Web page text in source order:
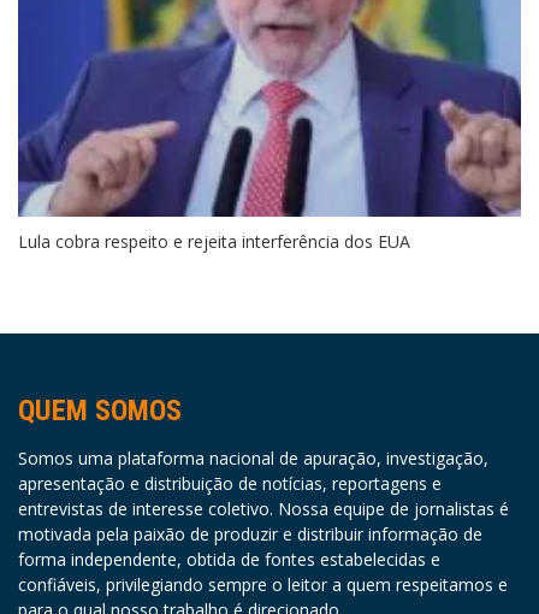
Lula cobra respeito e rejeita interferência dos EUA
QUEM SOMOS
Somos uma plataforma nacional de apuração, investigação,
apresentação e distribuição de notícias, reportagens e
entrevistas de interesse coletivo. Nossa equipe de jornalistas é
motivada pela paixão de produzir e distribuir informação de
forma independente, obtida de fontes estabelecidas e
confiáveis, privilegiando sempre o leitor a quem respeitamos e